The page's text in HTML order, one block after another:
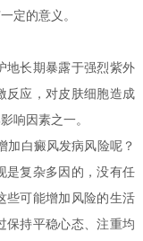
定的意义。
长期暴露于强烈紫外
反应，对皮肤细胞造成
响因素之一。
白癜风发病风险呢？
是复杂多因的，没有任
些可能增加风险的生活
保持平稳心态、注重均